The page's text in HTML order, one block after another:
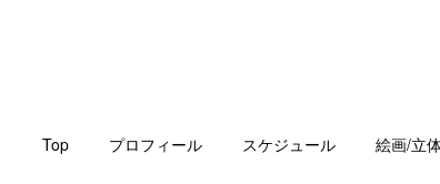
Top プロフィール スケジュール 絵画/立